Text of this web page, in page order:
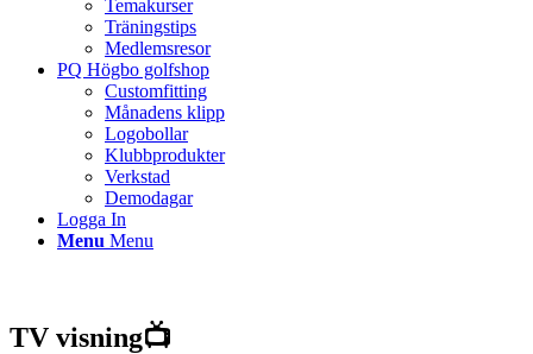
Temakurser
Träningstips
Medlemsresor
PQ Högbo golfshop
Customfitting
Månadens klipp
Logobollar
Klubbprodukter
Verkstad
Demodagar
Logga In
Menu Menu
TV visning📺